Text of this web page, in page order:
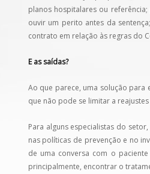
planos hospitalares ou
ouvir um perito antes da
contrato em relação às regras do
E as saídas?
Ao que parece, uma solução
que não pode se limitar a
Para alguns especialistas do
nas políticas de prevenção e no
de uma conversa com o
principalmente, encontrar o